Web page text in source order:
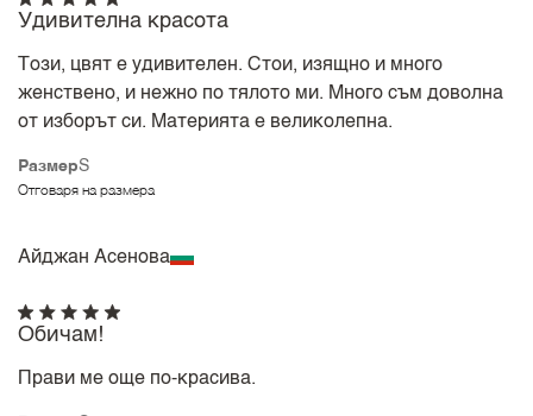
РазмерS
Отговаря на размера
Удивителна красота
Този, цвят е удивителен. Стои, изящно и много
женствено, и нежно по тялото ми. Много съм доволна
от изборът си. Материята е великолепна.
Айджан Асенова
Обичам!
Прави ме още по-красива.